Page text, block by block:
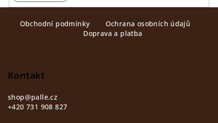
Obchodní podmínky
Ochrana osobních údajů
Doprava a platba
Kontakt
shop@palle.cz
+420 731 908 827